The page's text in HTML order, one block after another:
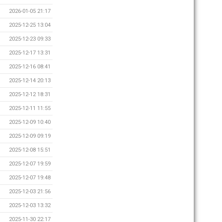
2026-01-05 21:17
2025-12-25 13:04
2025-12-23 09:33
2025-12-17 13:31
2025-12-16 08:41
2025-12-14 20:13
2025-12-12 18:31
2025-12-11 11:55
2025-12-09 10:40
2025-12-09 09:19
2025-12-08 15:51
2025-12-07 19:59
2025-12-07 19:48
2025-12-03 21:56
2025-12-03 13:32
2025-11-30 22:17